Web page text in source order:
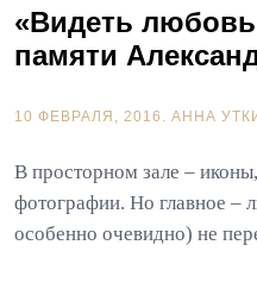
«Видеть
памяти
10 ФЕВРАЛЯ, 2016. АННА
В просторном зале –
фотографии. Но главное –
особенно очевидно) не